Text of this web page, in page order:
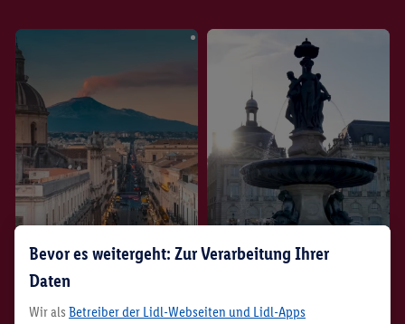
Region
Sizilien
Region
Bevor es weitergeht: Zur Verarbeitung Ihrer
Daten
Wir als Betreiber der Lidl-Webseiten und Lidl-Apps